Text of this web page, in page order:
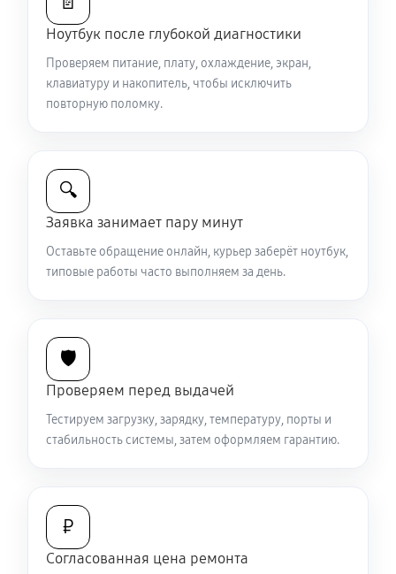
Ремонт петель крышки
Замена вебкамеры ноутбука Sony VAIO SV-T1122H4R
Установка драйверов ноутбука Sony VAIO SV-
T1122H4R
650 руб 30 минут
Замена жесткого диска
Ремонт цепей питания
T1122H4R
Ремонт разъема питания
Ноутбук после глубокой диагностики
Проверяем питание, плату, охлаждение, экран,
клавиатуру и накопитель, чтобы исключить
повторную поломку.
🔍
Заявка занимает пару минут
Оставьте обращение онлайн, курьер заберёт ноутбук,
типовые работы часто выполняем за день.
🛡️
Проверяем перед выдачей
Тестируем загрузку, зарядку, температуру, порты и
стабильность системы, затем оформляем гарантию.
₽
Согласованная цена ремонта